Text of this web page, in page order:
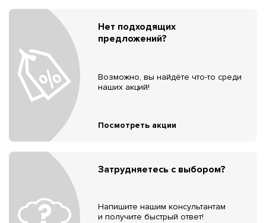
Нет подходящих
предложений?
Возможно, вы найдёте что-то среди
наших акций!
Посмотреть акции
Затрудняетесь с выбором?
Напишите нашим консультантам
и получите быстрый ответ!